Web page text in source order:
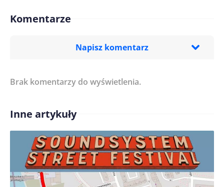
Komentarze
Napisz komentarz
Treść komentarza*
Imię/ Nick*
Brak komentarzy do wyświetlenia.
Inne artykuły